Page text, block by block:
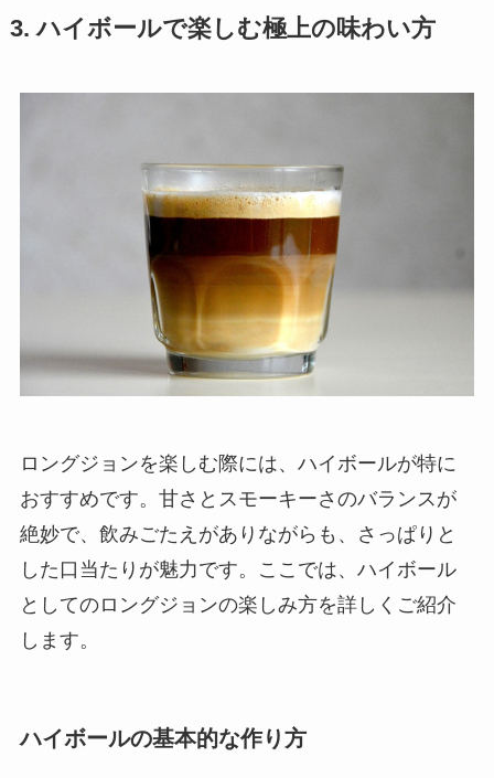
3. ハイボールで楽しむ極上の味わい方
ロングジョンを楽しむ際には、ハイボールが特に
おすすめです。甘さとスモーキーさのバランスが
絶妙で、飲みごたえがありながらも、さっぱりと
した口当たりが魅力です。ここでは、ハイボール
としてのロングジョンの楽しみ方を詳しくご紹介
します。
ハイボールの基本的な作り方